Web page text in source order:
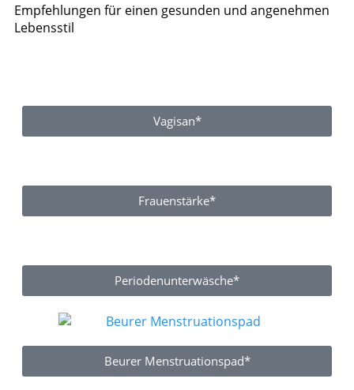
Empfehlungen für einen gesunden und angenehmen
Lebensstil
Vagisan*
Frauenstärke*
Periodenunterwäsche*
Beurer Menstruationspad*